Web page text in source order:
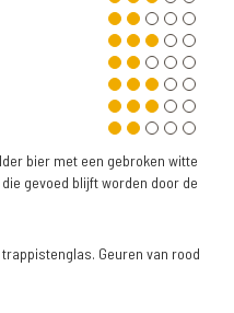
bier met een gebroken witte
gevoed blijft worden door de
Geuren van rood